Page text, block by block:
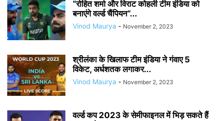
“रोहित शर्मा और विराट कोहली टीम इंडिया को
बनाएंगे वर्ल्ड चैंपियन”...
Vinod Maurya - November 2, 2023
श्रीलंका के खिलाफ टीम इंडिया ने गंवाए 5
विकेट, अर्धशतक लगाकर...
Vinod Maurya - November 2, 2023
वर्ल्ड कप 2023 के सेमीफाइनल में भिड़ सकते हैं